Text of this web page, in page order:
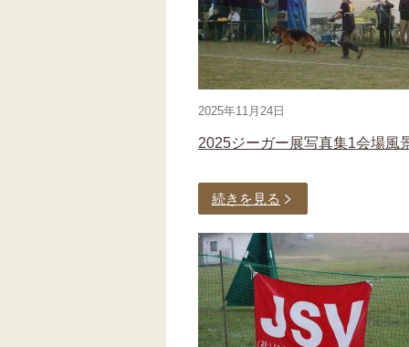
2025年11月24日
2025ジーガー展写真集1会場風
続きを見る